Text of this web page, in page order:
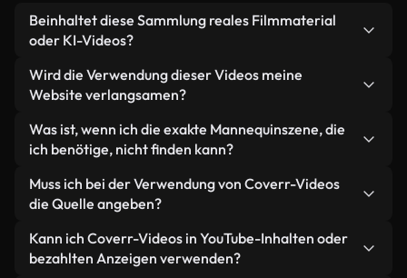
Beinhaltet diese Sammlung reales Filmmaterial
oder KI-Videos?
Beides. Es handelt sich um eine Hybridbibliothek
aus realen, von Menschen aufgenommenen
generierten Videos. Jedes Video ist eindeutig
beschriftet, sodass Sie immer wissen, was Sie
verwenden.
Wird die Verwendung dieser Videos meine
Website verlangsamen?
Nicht, wenn Sie unsere optimierten Versionen
wählen. Wir bieten schlanke, webfähige Formate,
wurden – so bleibt die Qualität hoch, während
gleichzeitig die Ladezeiten minimiert und
Kennzahlen wie LCP verbessert werden.
Was ist, wenn ich die exakte Mannequinszene, die
ich benötige, nicht finden kann?
Mit Coverr AI Studio erstellen Sie im
Handumdrehen ein solches Video. Beschreiben Sie
Sonnenuntergang" – und das Studio generiert
innerhalb von Sekunden ein individuelles Video für
Muss ich bei der Verwendung von Coverr-Videos
die Quelle angeben?
Eine Namensnennung ist nicht erforderlich. Alle
Videos in unserer Stockbibliothek sind lizenzfrei
Kann ich Coverr-Videos in YouTube-Inhalten oder
bezahlten Anzeigen verwenden?